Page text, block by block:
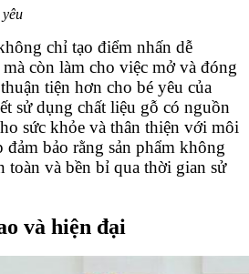
chỉ tạo điểm nhấn dễ
còn làm cho việc mở và đóng
tiện hơn cho bé yêu của
sử dụng chất liệu gỗ có nguồn
sức khỏe và thân thiện với môi
bảo rằng sản phẩm không
toàn và bền bỉ qua thời gian sử
và hiện đại